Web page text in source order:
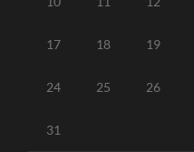
17 18 19
24 25 26
31